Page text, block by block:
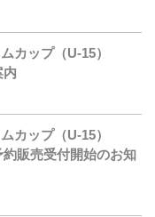
カップ（U-15）
カップ（U-15）
販売受付開始のお知